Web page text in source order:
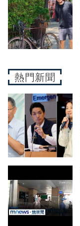
熱門新聞